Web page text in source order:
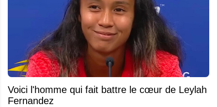
Voici l'homme qui fait battre le cœur de Leylah
Fernandez